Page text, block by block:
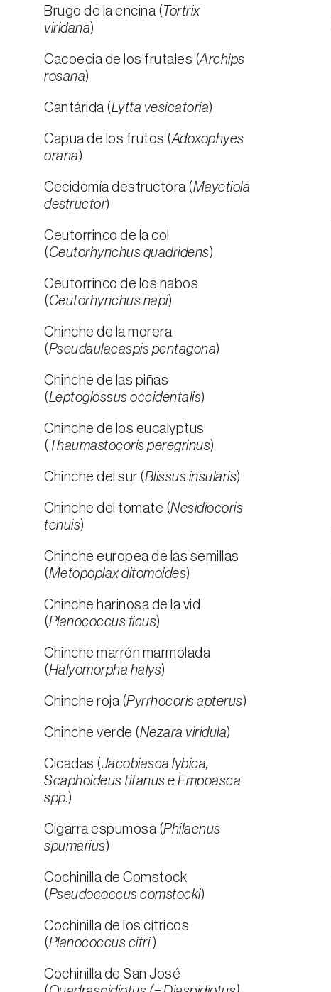
Brugo de la encina ( Tortrix
viridana)
Cacoecia de los frutales (Archips
rosana)
Cantárida (Lytta vesicatoria)
Capua de los frutos (Adoxophyes
orana)
Cecidomía destructora (Mayetiola
destructor)
Ceutorrinco de la col
(Ceutorhynchus quadridens)
Ceutorrinco de los nabos
(Ceutorhynchus napi)
Chinche de la morera
(Pseudaulacaspis pentagona)
Chinche de las piñas
(Leptoglossus occidentalis)
Chinche de los eucalyptus
( Thaumastocoris peregrinus)
Chinche del sur (Blissus insularis)
Chinche del tomate (Nesidiocoris
tenuis)
Chinche europea de las semillas
(Metopoplax ditomoides)
Chinche harinosa de la vid
(Planococcus ficus)
Chinche marrón marmolada
(Halyomorpha halys)
Chinche roja (Pyrrhocoris apterus)
Chinche verde (Nezara viridula)
Cicadas (Jacobiasca lybica,
Scaphoideus titanus e Empoasca
spp.)
Cigarra espumosa (Philaenus
spumarius)
Cochinilla de Comstock
(Pseudococcus comstocki)
Cochinilla de los cítricos
(Planococcus citri )
Cochinilla de San José